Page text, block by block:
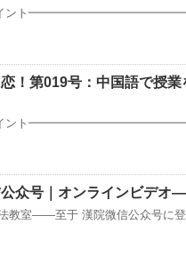
ント
！第019号：中国語で授
ント
众号｜オンラインビデ
教室——至于 漢院微信公众号に